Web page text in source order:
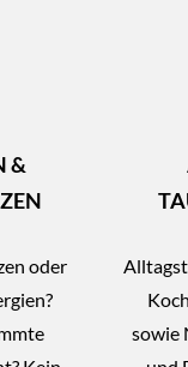
&
oder
sowie